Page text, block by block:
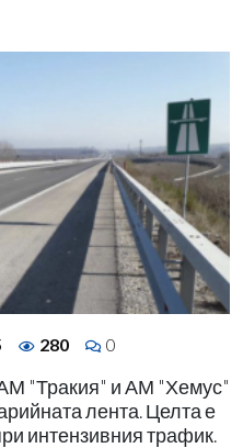
280 0
"Тракия" и АМ "Хемус"
лента. Целта е
интензивния трафик.